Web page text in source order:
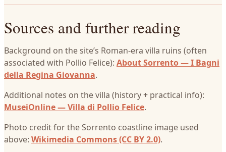
Sources and further reading
Background on the site’s Roman-era villa ruins (often
associated with Pollio Felice): About Sorrento — I Bagni
della Regina Giovanna.
Additional notes on the villa (history + practical info):
MuseiOnline — Villa di Pollio Felice.
Photo credit for the Sorrento coastline image used
above: Wikimedia Commons (CC BY 2.0).